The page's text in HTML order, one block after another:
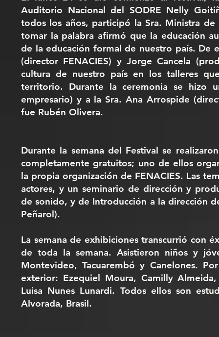
Auditorio Nacional del SODRE Nelly
todos los años, participó la Sra. Ministra
tomar la palabra afirmó que la educación
de la educación formal de nuestro país. De
(director FENACIES) y Jorge Cancela
cultura de nuestro país en los talleres
territorio. Durante la ceremonia se hizo
empresario) y a la Sra. Ana Arrospide
fue Rubén Olivera.
Durante la semana del Festival se
completamente gratuitos; uno de ellos
la propia organización de FENACIES. Las
actores, y un seminario de dirección y
de sonido, y de Introducción a la dirección
Peñarol).
La semana de exhibiciones transcurrió con
de toda la semana. Asistieron niños y
Montevideo, Tacuarembó y Canelones.
exterior: Ezequiel Moura, Camilly
Luisa Nunes Lunardi. Todos ellos son
Alvorada, Brasil.